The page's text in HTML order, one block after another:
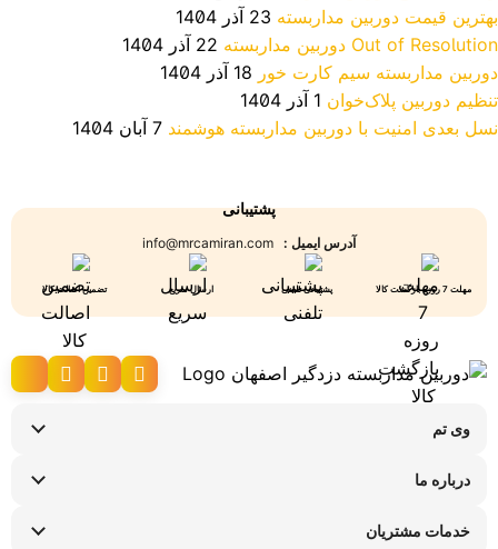
بهترین قیمت دوربین مداربسته 23 آذر 1404
Out of Resolution دوربین مداربسته
22 آذر 1404
دوربین مداربسته سیم کارت خور 18 آذر 1404
تنظیم دوربین پلاک‌خوان 1 آذر 1404
نسل بعدی امنیت با دوربین مداربسته هوشمند 7 آبان 1404
پشتیبانی
آدرس ایمیل :
مهلت 7 روزه بازگشت کالا پشتیبانی تلفنی ارسال سریع تضمین اصالت کالا
وی تم
شرایط عودت کالا
پیگیری سفارش
درباره ما
تماس با ما
خدمات مشتریان